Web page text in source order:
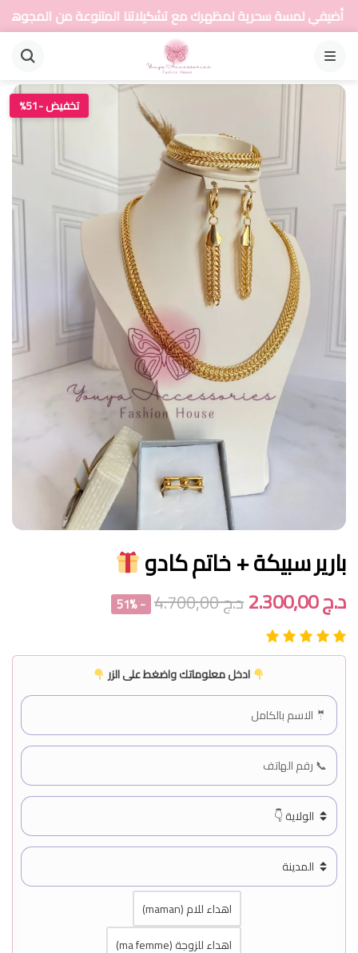
لمظهرك مع تشكيلاتنا المتنوعة من المجوهرات
القائمة
تخفيض -51%
بارير سبيكة + خاتم كادو
د.ج2.300,00 د.ج4.700,00
- 51%
ادخل معلوماتك واضغط على الزر
اهداء للام (maman)
اهداء للزوجة (ma femme)